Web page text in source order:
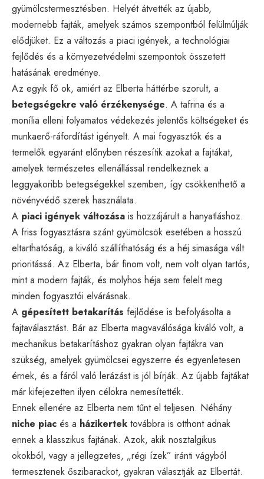
gyümölcstermesztésben. Helyét átvették az újabb,
modernebb fajták, amelyek számos szempontból felülmúlják
elődjüket. Ez a változás a piaci igények, a technológiai
fejlődés és a környezetvédelmi szempontok összetett
hatásának eredménye.
Az egyik fő ok, amiért az Elberta háttérbe szorult, a
betegségekre való érzékenysége. A tafrina és a
monília elleni folyamatos védekezés jelentős költségeket és
munkaerő-ráfordítást igényelt. A mai fogyasztók és a
termelők egyaránt előnyben részesítik azokat a fajtákat,
amelyek természetes ellenállással rendelkeznek a
leggyakoribb betegségekkel szemben, így csökkenthető a
növényvédő szerek használata.
A piaci igények változása is hozzájárult a hanyatláshoz.
A friss fogyasztásra szánt gyümölcsök esetében a hosszú
eltarthatóság, a kiváló szállíthatóság és a héj simasága vált
prioritássá. Az Elberta, bár finom volt, nem volt olyan tartós,
mint a modern fajták, és molyhos héja sem felelt meg
minden fogyasztói elvárásnak.
A gépesített betakarítás fejlődése is befolyásolta a
fajtaválasztást. Bár az Elberta magvaválósága kiváló volt, a
mechanikus betakarításhoz gyakran olyan fajtákra van
szükség, amelyek gyümölcsei egyszerre és egyenletesen
érnek, és a fáról való lerázást is jól bírják. Az újabb fajtákat
már kifejezetten ilyen célokra nemesítették.
Ennek ellenére az Elberta nem tűnt el teljesen. Néhány
niche piac és a házikertek továbbra is otthont adnak
ennek a klasszikus fajtának. Azok, akik nosztalgikus
okokból, vagy a jellegzetes, „régi ízek” iránti vágyból
termesztenek őszibarackot, gyakran választják az Elbertát.